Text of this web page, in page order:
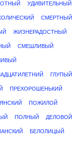
УДИВИТЕЛЬНЫЙ
СМЕРТНЫЙ
ЖИЗНЕРАДОСТНЫЙ
СМЕШЛИВЫЙ
ГЛУПЫЙ
ПРЕХОРОШЕНЬКИЙ
ПОЖИЛОЙ
ПОЛНЫЙ ДЕЛОВОЙ
БЕЛОЛИЦЫЙ